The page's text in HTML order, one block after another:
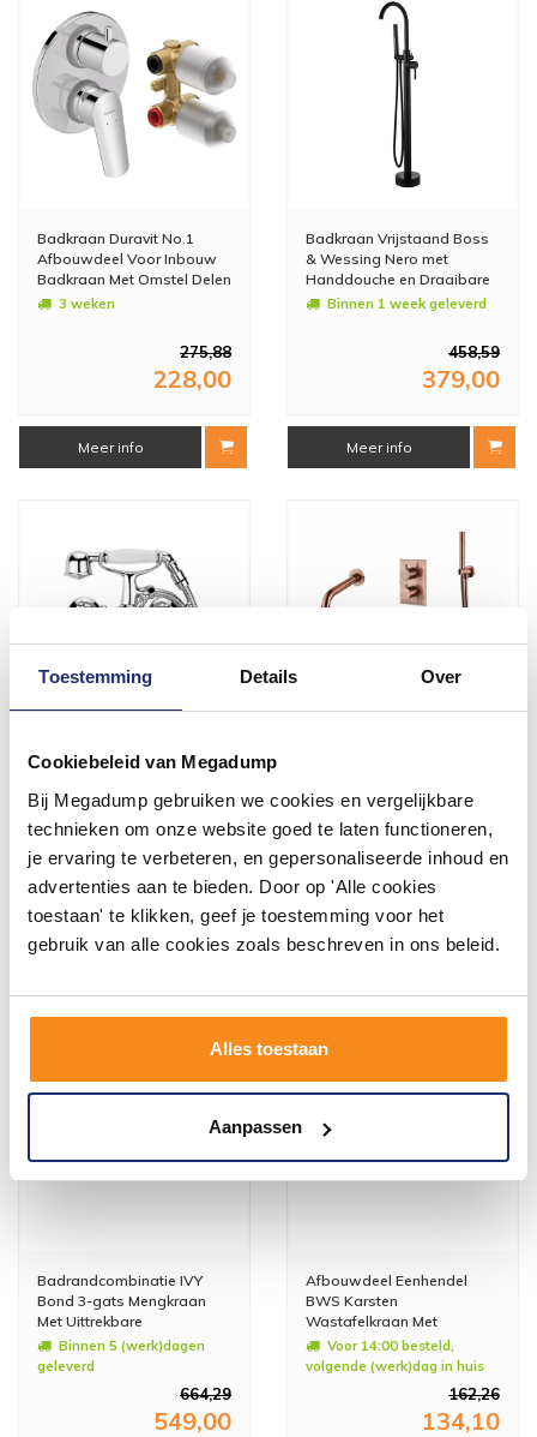
Toestemming Details Over
Cookiebeleid van Megadump
Bij Megadump gebruiken we cookies en vergelijkbare
technieken om onze website goed te laten functioneren,
je ervaring te verbeteren, en gepersonaliseerde inhoud en
advertenties aan te bieden. Door op 'Alle cookies
toestaan' te klikken, geef je toestemming voor het
gebruik van alle cookies zoals beschreven in ons beleid.
Alles toestaan
Aanpassen
Badkraan Duravit No.1
Afbouwdeel Voor Inbouw
Badkraan Met Omstel Delen
Inclusief Inbouwdeel
3 weken
275,88
228,00
Meer info
Badkraan Vrijstaand Boss
& Wessing Nero met
Handdouche en Draaibare
Uitloop Mat Zwart
Binnen 1 week geleverd
458,59
379,00
Meer info
Badmengkraan Sapho
2-knop 15.9 cm Chroom
2 - 3 Weken
169,00
Koper
Binnen 1 week geleverd
399,00
Badrandcombinatie IVY
Bond 3-gats Mengkraan
Met Uittrekbare
Handdouche Zonder
Uitloop Chroom
Binnen 5 (werk)dagen
geleverd
664,29
549,00
Afbouwdeel Eenhendel
BWS Karsten
Wastafelkraan Met
Coldstart Geborsteld Staal
Voor 14:00 besteld,
volgende (werk)dag in huis
162,26
134,10